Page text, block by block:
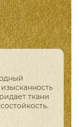
ткани